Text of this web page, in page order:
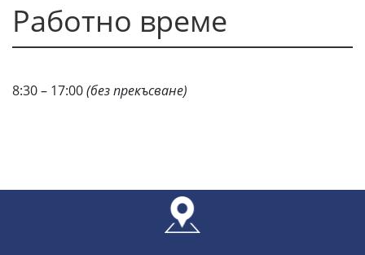
Работно време
8:30 – 17:00(без прекъсване)